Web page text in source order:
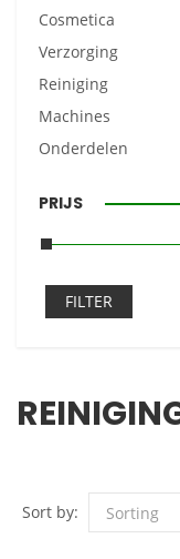
Cosmetica
Verzorging
Reiniging
Machines
Onderdelen
PRIJS
FILTER
Sort by: